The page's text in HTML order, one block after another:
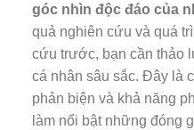
góc nhìn độc đáo của
quả nghiên cứu và quá
cứu trước, bạn cần thảo
cá nhân sâu sắc. Đây là
phản biện và khả năng
làm nổi bật những đóng